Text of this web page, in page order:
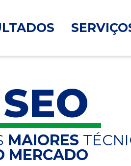
MAIORES
MERCADO